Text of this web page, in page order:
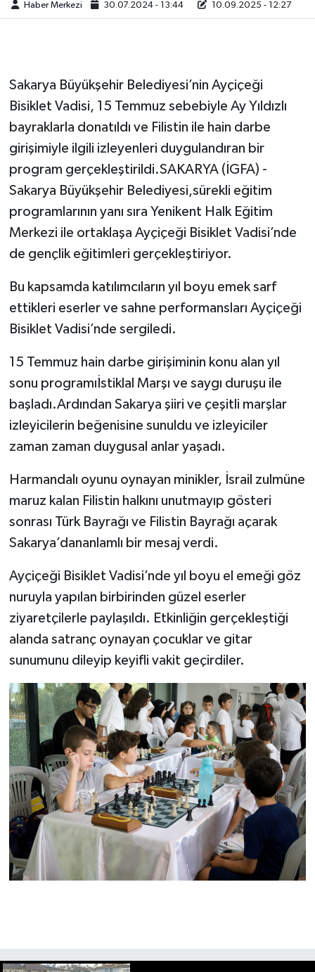
Haber Merkezi 30.07.2024 - 13:44 10.09.2025 - 12:27
Sakarya Büyükşehir Belediyesi’nin Ayçiçeği
Bisiklet Vadisi, 15 Temmuz sebebiyle Ay Yıldızlı
bayraklarla donatıldı ve Filistin ile hain darbe
girişimiyle ilgili izleyenleri duygulandıran bir
program gerçekleştirildi.SAKARYA (İGFA) -
Sakarya Büyükşehir Belediyesi,sürekli eğitim
programlarının yanı sıra Yenikent Halk Eğitim
Merkezi ile ortaklaşa Ayçiçeği Bisiklet Vadisi’nde
de gençlik eğitimleri gerçekleştiriyor.
Bu kapsamda katılımcıların yıl boyu emek sarf
ettikleri eserler ve sahne performansları Ayçiçeği
Bisiklet Vadisi’nde sergiledi.
15 Temmuz hain darbe girişiminin konu alan yıl
sonu programıİstiklal Marşı ve saygı duruşu ile
başladı.Ardından Sakarya şiiri ve çeşitli marşlar
izleyicilerin beğenisine sunuldu ve izleyiciler
zaman zaman duygusal anlar yaşadı.
Harmandalı oyunu oynayan minikler, İsrail zulmüne
maruz kalan Filistin halkını unutmayıp gösteri
sonrası Türk Bayrağı ve Filistin Bayrağı açarak
Sakarya’dananlamlı bir mesaj verdi.
Ayçiçeği Bisiklet Vadisi’nde yıl boyu el emeği göz
nuruyla yapılan birbirinden güzel eserler
ziyaretçilerle paylaşıldı. Etkinliğin gerçekleştiği
alanda satranç oynayan çocuklar ve gitar
sunumunu dileyip keyifli vakit geçirdiler.